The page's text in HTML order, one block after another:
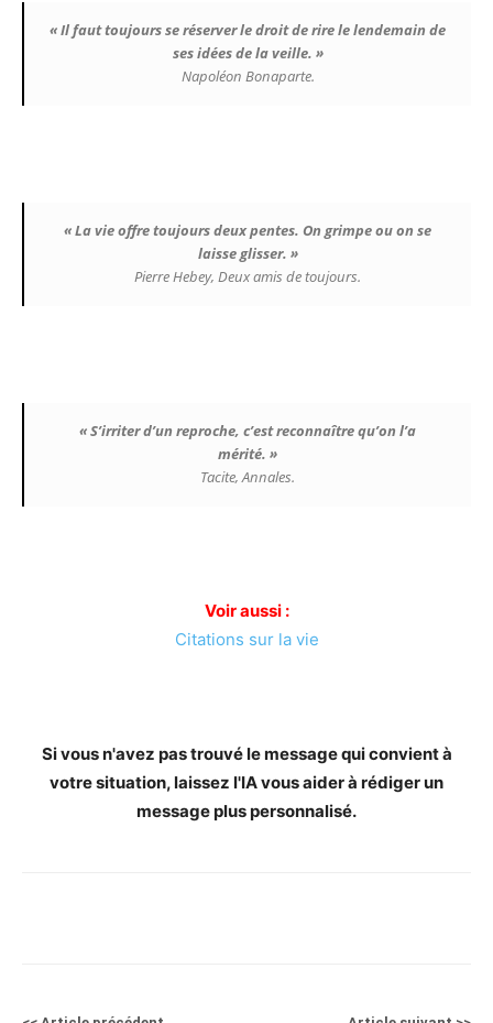
« Il faut toujours se réserver le droit de rire le lendemain de
ses idées de la veille. »
Napoléon Bonaparte.
« La vie offre toujours deux pentes. On grimpe ou on se
laisse glisser. »
Pierre Hebey, Deux amis de toujours.
« S’irriter d’un reproche, c’est reconnaître qu’on l’a
mérité. »
Tacite, Annales.
Voir aussi :
Citations sur la vie
Si vous n'avez pas trouvé le message qui convient à
votre situation, laissez l'IA vous aider à rédiger un
message plus personnalisé.